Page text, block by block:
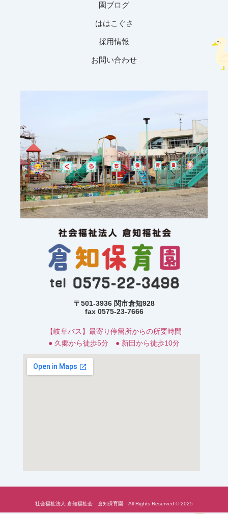
園ブログ
ははこぐさ
採用情報
お問い合わせ
〒501-3936 関市倉知928
fax 0575-23-7666
【岐阜バス】最寄り停留所からの所要時間
● 久郷から徒歩5分 ● 新田から徒歩10分
社会福祉法人 倉知福祉会 倉知保育園 All Rights Reserved © 2025